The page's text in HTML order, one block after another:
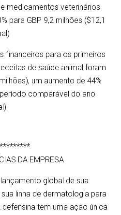
medicamentos veterinários
para GBP 9,2 milhões ($12,1
financeiros para os primeiros
de saúde animal foram
um aumento de 44%
comparável do ano
DA EMPRESA
global de sua
linha de dermatologia para
tem uma ação única